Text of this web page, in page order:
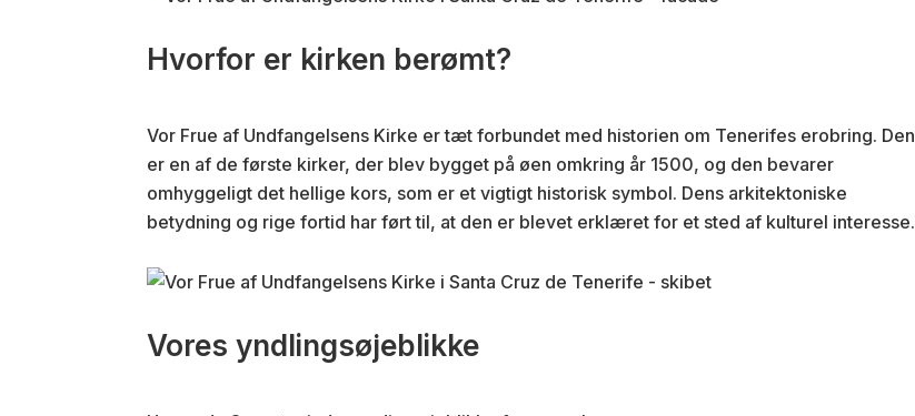
Hvorfor er kirken berømt?
Vor Frue af Undfangelsens Kirke er tæt forbundet med historien om Tenerifes erobring. Den
er en af de første kirker, der blev bygget på øen omkring år 1500, og den bevarer
omhyggeligt det hellige kors, som er et vigtigt historisk symbol. Dens arkitektoniske
betydning og rige fortid har ført til, at den er blevet erklæret for et sted af kulturel interesse.
Vores yndlingsøjeblikke